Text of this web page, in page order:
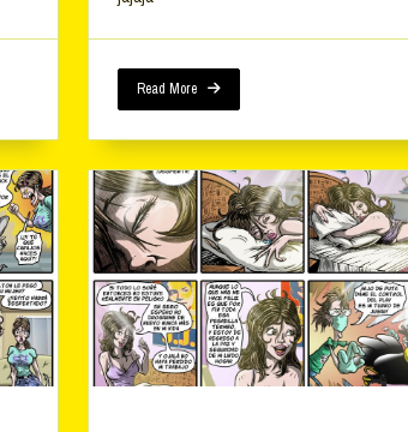
Read More